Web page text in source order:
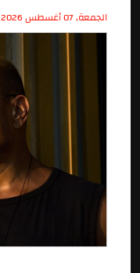
الجمعة, 07 أغسطس 2026 01:25 م